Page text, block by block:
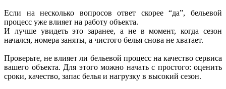
Если на несколько вопросов ответ скорее “да”, бельевой
процесс уже влияет на работу объекта.
И лучше увидеть это заранее, а не в момент, когда сезон
начался, номера заняты, а чистого белья снова не хватает.
Проверьте, не влияет ли бельевой процесс на качество сервиса
вашего объекта. Для этого можно начать с простого: оценить
сроки, качество, запас белья и нагрузку в высокий сезон.